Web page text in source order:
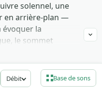
solennel, une
en arrière-plan —
évoquer la
le sommet
historiques,
Débit Base de sons